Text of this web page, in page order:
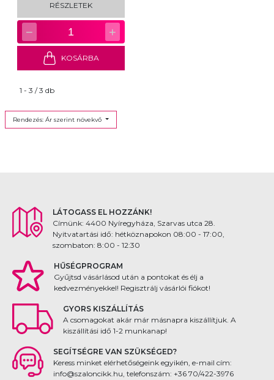
RÉSZLETEK
− 1 +
KOSÁRBA
1 - 3 / 3 db
Rendezés: Ár szerint növekvő
LÁTOGASS EL HOZZÁNK!
Címünk: 4400 Nyíregyháza, Szarvas utca 28.
Nyitvatartási idő: hétköznapokon 08:00 - 17:00,
szombaton: 8:00 - 12:30
HŰSÉGPROGRAM
Gyűjtsd vásárlásod után a pontokat és élj a
kedvezményekkel! Regisztrálj vásárlói fiókot!
GYORS KISZÁLLÍTÁS
A csomagokat akár már másnapra kiszállítjuk. A
kiszállítási idő 1-2 munkanap!
SEGÍTSÉGRE VAN SZÜKSÉGED?
Keress minket elérhetőségeink egyikén, e-mail cím:
info@szaloncikk.hu, telefonszám: +36 70/422-3976